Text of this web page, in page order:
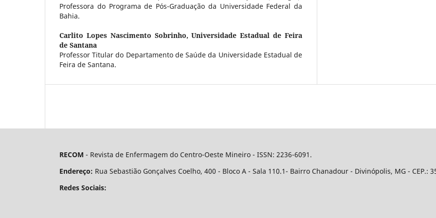
Professora do Programa de Pós-Graduação da Universidade Federal da
Bahia.
Carlito Lopes Nascimento Sobrinho,Universidade Estadual de Feira
de Santana
Professor Titular do Departamento de Saúde da Universidade Estadual de
Feira de Santana.
RECOM - Revista de Enfermagem do Centro-Oeste Mineiro - ISSN: 2236-6091.
Endereço: Rua Sebastião Gonçalves Coelho, 400 - Bloco A - Sala 110.1- Bairro Chanadour - Divinópolis, MG - CEP.:
Redes Sociais: